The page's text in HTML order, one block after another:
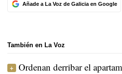
Añade a La Voz de Galicia en Google
También en La Voz
Ordenan derribar el